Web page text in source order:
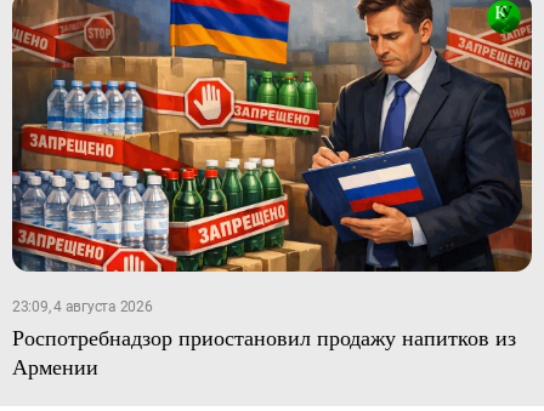
23:09, 4 августа 2026
Роспотребнадзор приостановил продажу напитков из
Армении